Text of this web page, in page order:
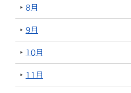
8月
9月
10月
11月